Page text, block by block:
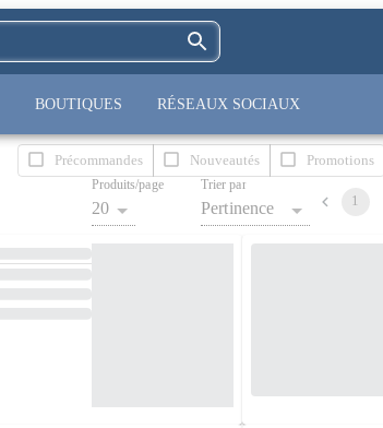
BOUTIQUES RÉSEAUX SOCIAUX
Précommandes Nouveautés Promotions
Produits/page
20
Trier par
Pertinence 1